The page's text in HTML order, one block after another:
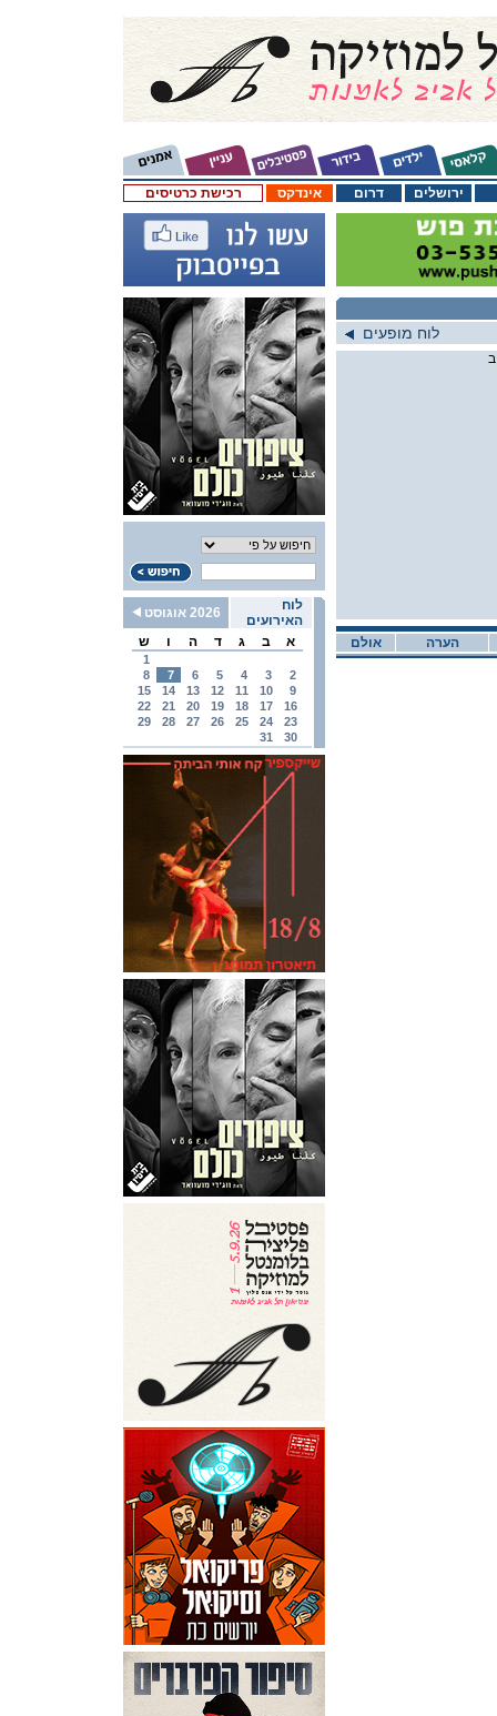
רכישת כרטיסים אינדקס דרום ירושלים
לוח
האירועים
2026 אוגוסט
א
ב ג ד ה ו ש
1
2
3
4
5
6
7
8
9
10
11
12
13
14
15
16
17
18
19
20
21
22
23
24
25
26
27
28
29
30
31
לוח מופעים
אולם הערה